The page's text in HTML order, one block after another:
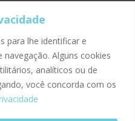
para lhe identificar e
Alguns cookies
analíticos ou de
você concorda com os